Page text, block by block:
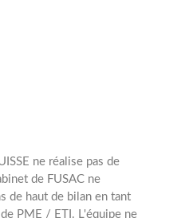
ne réalise pas de
de FUSAC ne
de haut de bilan en tant
PME / ETI. L'équipe ne